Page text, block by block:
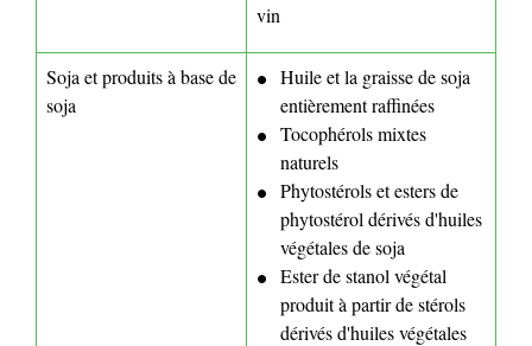
vin
Soja et produits à base de
soja
Huile et la graisse de soja
entièrement raffinées
Tocophérols mixtes
naturels
Phytostérols et esters de
phytostérol dérivés d'huiles
végétales de soja
Ester de stanol végétal
produit à partir de stérols
dérivés d'huiles végétales